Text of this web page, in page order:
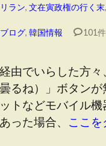
ラン, 文在寅政権の行く末,
ログ, 韓国情報 101件
由でいらした方
るね）」ボタンが
トなどモバイル機
った場合、 ここを